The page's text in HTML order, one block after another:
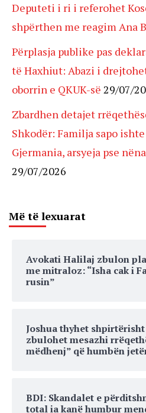
Deputeti i ri i referohet
shpërthen me reagim Ana
Përplasja publike pas
të Haxhiut: Abazi i
oborrin e QKUK-së 29/07/
Zbardhen detajet
Shkodër: Familja sapo
Gjermania, arsyeja pse
29/07/2026
Më të lexuarat
Avokati Halilaj zbulon
me mitraloz: “Isha cak i
rusin”
Joshua thyhet
zbulohet mesazhi
mëdhenj” që humbën
BDI: Skandalet e
total ia kanë humbur